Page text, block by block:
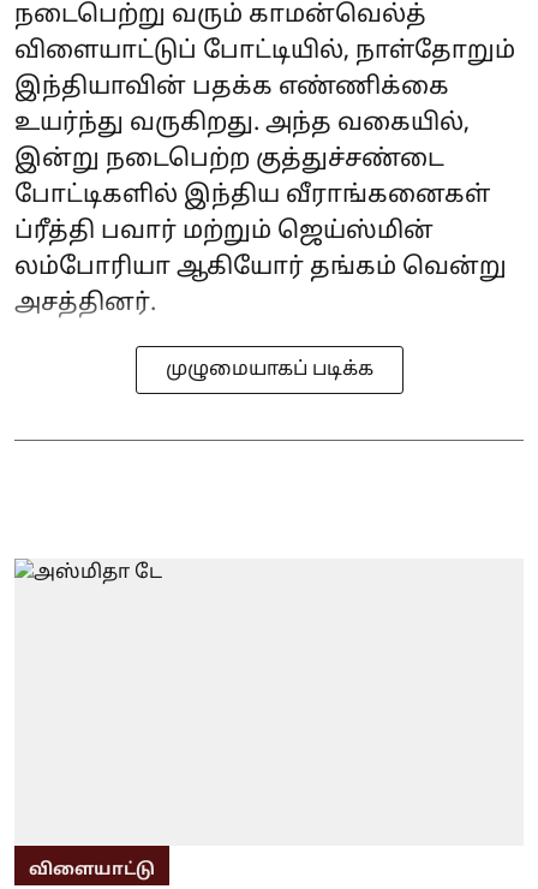
நடைபெற்று வரும் காமன்வெல்த்
விளையாட்டுப் போட்டியில், நாள்தோறும்
இந்தியாவின் பதக்க எண்ணிக்கை
உயர்ந்து வருகிறது. அந்த வகையில்,
இன்று நடைபெற்ற குத்துச்சண்டை
போட்டிகளில் இந்திய வீராங்கனைகள்
ப்ரீத்தி பவார் மற்றும் ஜெய்ஸ்மின்
லம்போரியா ஆகியோர் தங்கம் வென்று
அசத்தினர்.
முழுமையாகப் படிக்க
விளையாட்டு